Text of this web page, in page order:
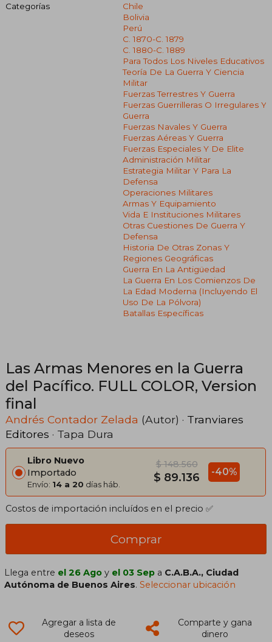
Categorías
Chile
Bolivia
Perú
C. 1870-C. 1879
C. 1880-C. 1889
Para Todos Los Niveles Educativos
Teoría De La Guerra Y Ciencia
Militar
Fuerzas Terrestres Y Guerra
Fuerzas Guerrilleras O Irregulares Y
Guerra
Fuerzas Navales Y Guerra
Fuerzas Aéreas Y Guerra
Fuerzas Especiales Y De Elite
Administración Militar
Estrategia Militar Y Para La
Defensa
Operaciones Militares
Armas Y Equipamiento
Vida E Instituciones Militares
Otras Cuestiones De Guerra Y
Defensa
Historia De Otras Zonas Y
Regiones Geográficas
Guerra En La Antigüedad
La Guerra En Los Comienzos De
La Edad Moderna (incluyendo El
Uso De La Pólvora)
Batallas Específicas
Las Armas Menores en la Guerra
del Pacífico. FULL COLOR, Version
final
Andrés Contador Zelada (Autor) · Tranviares
Editores · Tapa Dura
Libro Nuevo
Importado
Envío: 14 a 20 días háb.
$ 148.560
$ 89.136 -40%
Costos de importación incluídos en el precio ✅
Comprar
Llega entre el 26 Ago y el 03 Sep a C.A.B.A., Ciudad
Autónoma de Buenos Aires.Seleccionar ubicación
Agregar a lista de
deseos
Comparte y gana
dinero